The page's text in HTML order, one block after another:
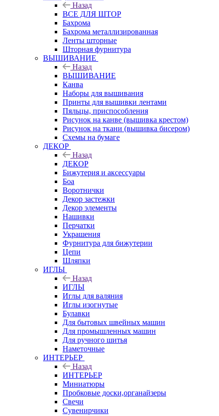
Назад
ВСЕ ДЛЯ ШТОР
Бахрома
Бахрома металлизированная
Ленты шторные
Шторная фурнитура
ВЫШИВАНИЕ
Назад
ВЫШИВАНИЕ
Канва
Наборы для вышивания
Принты для вышивки лентами
Пяльцы, приспособления
Рисунок на канве (вышивка крестом)
Рисунок на ткани (вышивка бисером)
Схемы на бумаге
ДЕКОР
Назад
ДЕКОР
Бижутерия и аксессуары
Боа
Воротнички
Декор застежки
Декор элементы
Нашивки
Перчатки
Украшения
Фурнитура для бижутерии
Цепи
Шляпки
ИГЛЫ
Назад
ИГЛЫ
Иглы для валяния
Иглы изогнутые
Булавки
Для бытовых швейных машин
Для промышленных машин
Для ручного шитья
Наметочные
ИНТЕРЬЕР
Назад
ИНТЕРЬЕР
Миниатюры
Пробковые доски,органайзеры
Свечи
Сувенирчики